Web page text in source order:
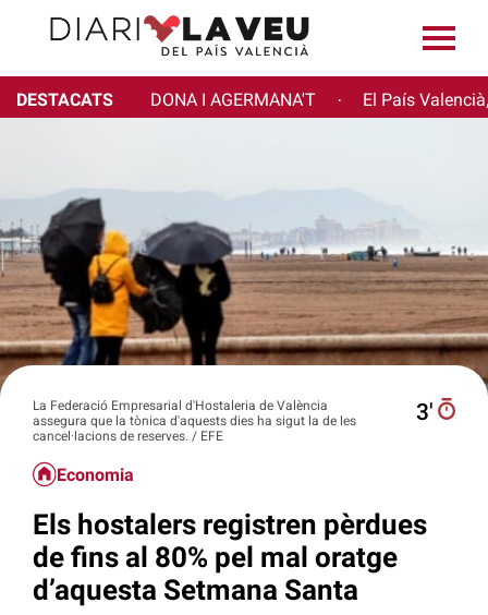
DESTACATS DONA I AGERMANA'T · El País
La Federació Empresarial d'Hostaleria de València
assegura que la tònica d'aquests dies ha sigut la de les
cancel·lacions de reserves. / EFE
3′
Economia
Els hostalers registren pèrdues
de fins al 80% pel mal oratge
d’aquesta Setmana Santa